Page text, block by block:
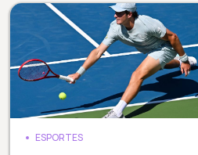
ESPORTES